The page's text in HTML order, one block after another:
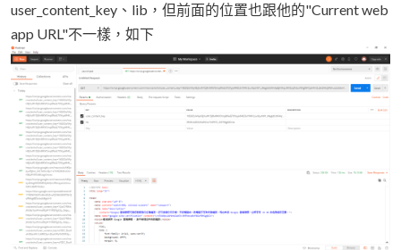
user_content_key、lib，但前面的位置也跟他的"Current web
app URL"不一樣，如下